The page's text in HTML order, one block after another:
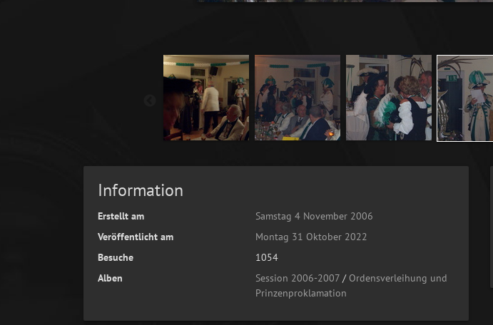
Information
Erstellt am
Samstag 4 November 2006
Veröffentlicht am
Montag 31 Oktober 2022
Besuche
1054
Alben
Session 2006-2007/ Ordensverleihung und
Prinzenproklamation